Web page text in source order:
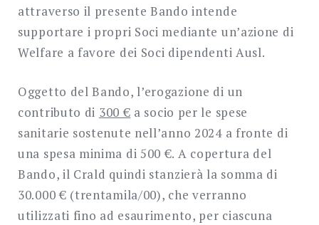
attraverso il presente Bando intende
supportare i propri Soci mediante un’azione di
Welfare a favore dei Soci dipendenti Ausl.
Oggetto del Bando, l’erogazione di un
contributo di 300 € a socio per le spese
sanitarie sostenute nell’anno 2024 a fronte di
una spesa minima di 500 €. A copertura del
Bando, il Crald quindi stanzierà la somma di
30.000 € (trentamila/00), che verranno
utilizzati fino ad esaurimento, per ciascuna